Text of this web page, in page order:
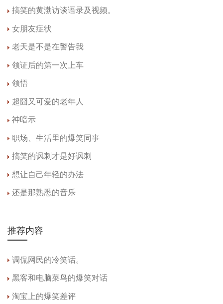
搞笑的黄渤访谈语录及视频。
女朋友症状
老天是不是在警告我
领证后的第一次上车
领悟
超囧又可爱的老年人
神暗示
职场、生活里的爆笑同事
搞笑的讽刺才是好讽刺
想让自己年轻的办法
还是那熟悉的音乐
推荐内容
调侃网民的冷笑话。
黑客和电脑菜鸟的爆笑对话
淘宝上的爆笑差评